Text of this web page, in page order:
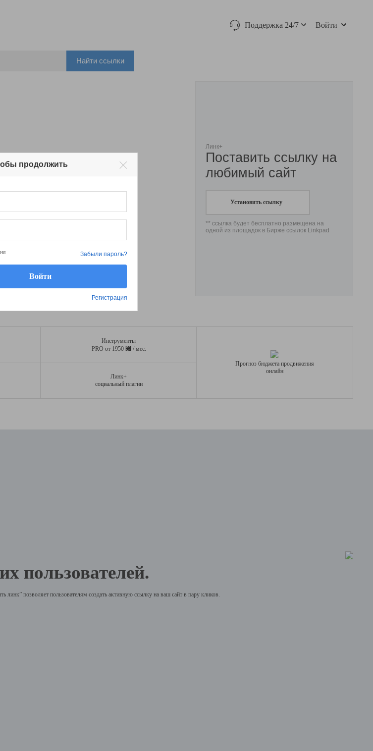
Поддержка 24/7 Войти
Найти ссылки
Линк+
Поставить ссылку на
любимый сайт
Установить ссылку
** ссылка будет бесплатно размещена на
одной из площадок в Бирже ссылок Linkpad
Инструменты
PRO от 1950 ⃏ / мес.
Линк+
социальный плагин
Прогноз бюджета продвижения
онлайн
пользователей.
позволяет пользователям создать активную ссылку на ваш сайт в пару кликов.
продолжить
Регистрация
Забыли пароль?